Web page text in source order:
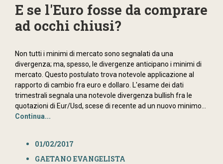
E se l'Euro fosse da comprare
ad occhi chiusi?
Non tutti i minimi di mercato sono segnalati da una
divergenza; ma, spesso, le divergenze anticipano i minimi di
mercato. Questo postulato trova notevole applicazione al
rapporto di cambio fra euro e dollaro. L'esame dei dati
trimestrali segnala una notevole divergenza bullish fra le
quotazioni di Eur/Usd, scese di recente ad un nuovo minimo...
Continua...
01/02/2017
GAETANO EVANGELISTA